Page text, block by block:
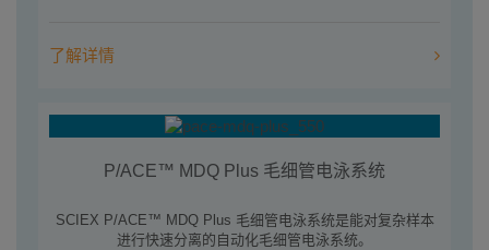
了解详情
P/ACE™ MDQ Plus 毛细管电泳系统
SCIEX P/ACE™ MDQ Plus 毛细管电泳系统是能对复杂样本
进行快速分离的自动化毛细管电泳系统。